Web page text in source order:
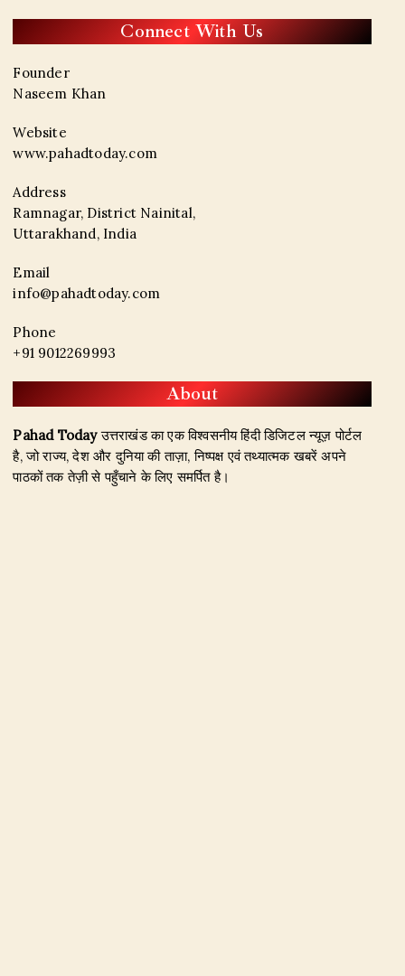
Connect With Us
Founder
Naseem Khan
Website
www.pahadtoday.com
Address
Ramnagar, District Nainital,
Uttarakhand, India
Email
info@pahadtoday.com
Phone
+91 9012269993
About
Pahad Todayउत्तराखंड का एक विश्वसनीय हिंदी डिजिटल न्यूज़ पोर्टल
है, जो राज्य, देश और दुनिया की ताज़ा, निष्पक्ष एवं तथ्यात्मक खबरें अपने
पाठकों तक तेज़ी से पहुँचाने के लिए समर्पित है।